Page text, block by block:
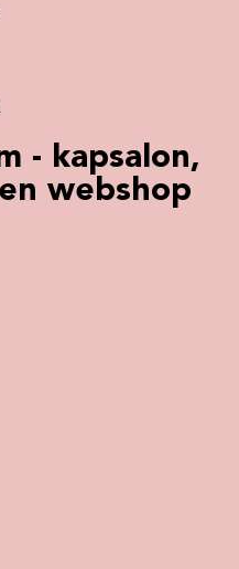
- kapsalon,
webshop